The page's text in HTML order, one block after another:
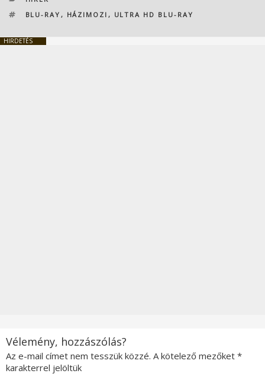
CÍMKÉK
BLU-RAY , HÁZIMOZI , ULTRA HD BLU-RAY
HIRDETÉS
Vélemény, hozzászólás?
Az e-mail címet nem tesszük közzé. A kötelező mezőket *
karakterrel jelöltük